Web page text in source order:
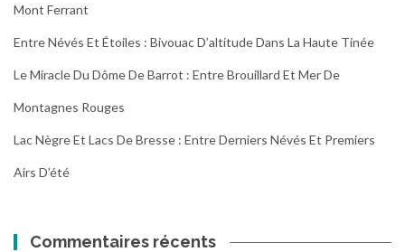
Mont Ferrant
Entre Névés Et Étoiles : Bivouac D’altitude Dans La Haute Tinée
Le Miracle Du Dôme De Barrot : Entre Brouillard Et Mer De
Montagnes Rouges
Lac Nègre Et Lacs De Bresse : Entre Derniers Névés Et Premiers
Airs D’été
Commentaires récents